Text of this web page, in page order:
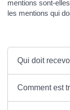
mentions sont-
les mentions qui
Qui doit
Comment est